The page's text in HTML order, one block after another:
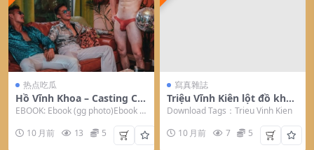
热点吃瓜
Hồ Vĩnh Khoa – Casting Cal
l ho vinh khoa
EBOOK: Ebook (gg photo)Ebook (g
10 月前
13 5
寫真雜誌
Triệu Vĩnh Kiên lột đồ khoe
body 6 múi (video) Trieu Vi
Download Tags：Trieu Vinh Kien
10 月前
7 5